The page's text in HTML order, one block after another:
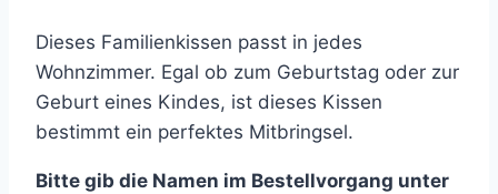
Dieses Familienkissen passt in jedes
Wohnzimmer. Egal ob zum Geburtstag oder zur
Geburt eines Kindes, ist dieses Kissen
bestimmt ein perfektes Mitbringsel.
Bitte gib die Namen im Bestellvorgang unter